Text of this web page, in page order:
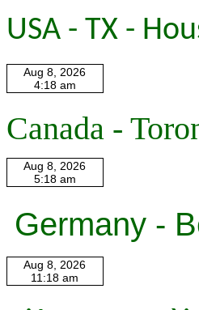
USA - TX -
Canada -
Germany -